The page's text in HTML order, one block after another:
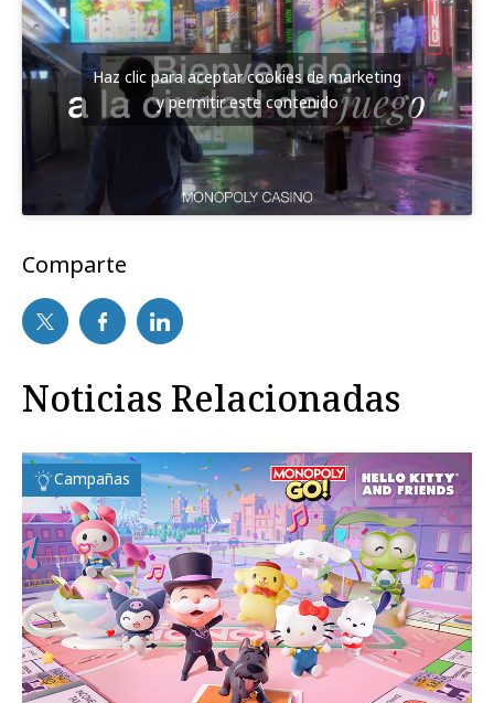
Haz clic para aceptar cookies de marketing
y permitir este contenido
Comparte
Noticias Relacionadas
Campañas